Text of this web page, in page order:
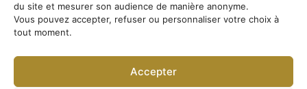
du site et mesurer son audience de manière anonyme.
Vous pouvez accepter, refuser ou personnaliser votre choix à
tout moment.
Accepter
Comment se rendre à Lérab Ling